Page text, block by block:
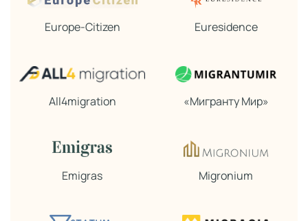
Europe-Citizen Euresidence
All4migration «Мигранту Мир»
Emigras Migronium